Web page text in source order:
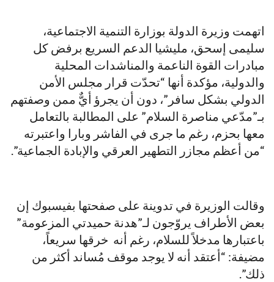
اتهمت وزيرة الدولة بوزارة التنمية الاجتماعية،
سليمى إسحق، مليشيا الدعم السريع برفض كل
مبادرات القوة الناعمة والمناشدات المحلية
والدولية، مؤكدة أنها “تحدّت قرار مجلس الأمن
الدولي بشكل سافر”، دون أن يجرؤ أيٌّ ممن وصفتهم
بـ”مدّعي مناصرة السلام” على المطالبة بالتعامل
معها بحزم، رغم ما جرى في الفاشر وبارا واعتبرته
“من أعظم مجازر التطهير العرقي والإبادة الجماعية”.
وقالت الوزيرة في تدوينة على صفحتها بفيسبوك إن
بعض الأطراف يروّجون لـ”هدنة حميدتي المزعومة”
باعتبارها مدخلاً للسلام، رغم أنه خرقها سريعاً،
مضيفة: “أعتقد أنه لا يوجد موقف مُساند أكثر من
ذلك”.